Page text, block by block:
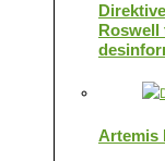
Roswell
Artemis